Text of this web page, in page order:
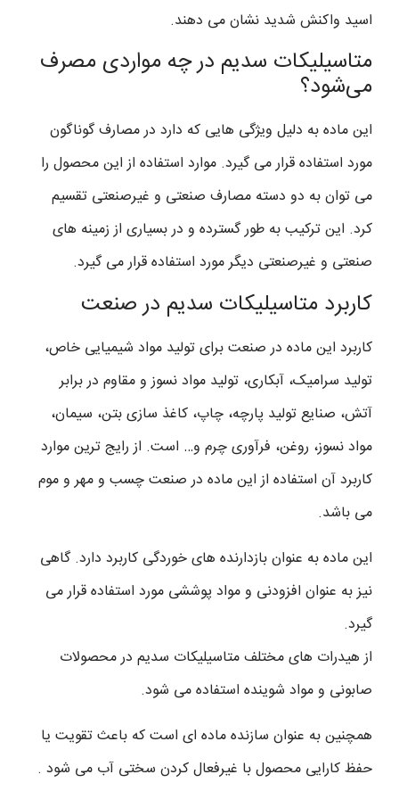
اسید واکنش شدید نشان می دهند.
متاسیلیکات سدیم در چه مواردی مصرف
می‌شود؟
این ماده به دلیل ویژگی هایی که دارد در مصارف گوناگون
مورد استفاده قرار می گیرد. موارد استفاده از این محصول را
می توان به دو دسته مصارف صنعتی و غیرصنعتی تقسیم
کرد. این ترکیب به طور گسترده و در بسیاری از زمینه های
صنعتی و غیرصنعتی دیگر مورد استفاده قرار می گیرد.
کاربرد متاسیلیکات سدیم در صنعت
کاربرد این ماده در صنعت برای تولید مواد شیمیایی خاص،
تولید سرامیک، آبکاری، تولید مواد نسوز و مقاوم در برابر
آتش، صنایع تولید پارچه، چاپ، کاغذ سازی بتن، سیمان،
مواد نسوز، روغن، فرآوری چرم و… است. از رایج ترین موارد
کاربرد آن استفاده از این ماده در صنعت چسب و مهر و موم
می باشد.
این ماده به عنوان بازدارنده های خوردگی کاربرد دارد. گاهی
نیز به عنوان افزودنی و مواد پوششی مورد استفاده قرار می
گیرد.
از هیدرات های مختلف متاسیلیکات سدیم در محصولات
صابونی و مواد شوینده استفاده می شود.
همچنین به عنوان سازنده ماده ای است که باعث تقویت یا
حفظ کارایی محصول با غیرفعال کردن سختی آب می شود .